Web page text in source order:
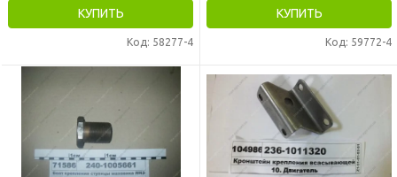
КУПИТЬ
Код: 58277-4
КУПИТЬ
Код: 59772-4